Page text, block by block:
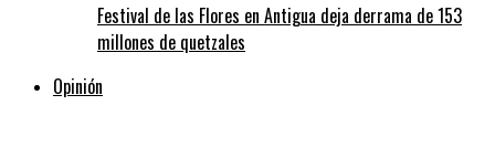
Festival de las Flores en Antigua deja derrama de 153
millones de quetzales
Opinión